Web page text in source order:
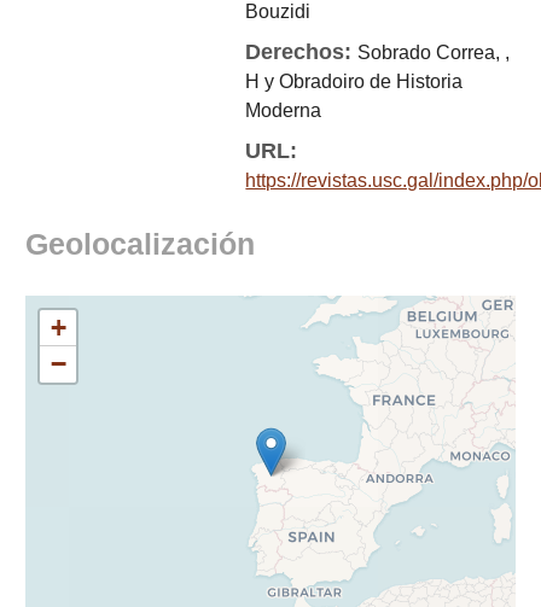
Bouzidi
Derechos: Sobrado Correa, ,
H y Obradoiro de Historia
Moderna
URL:
https://revistas.usc.gal/index.php/
Geolocalización
+
−